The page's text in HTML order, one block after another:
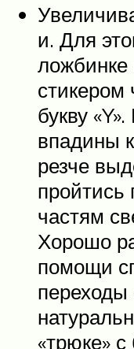
и. Для
стикером
букву
впадины
резче
частям
Хорошо
помощи
переходы
«трюке»